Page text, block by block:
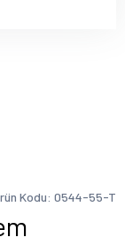
Kodu: 0544-55-T